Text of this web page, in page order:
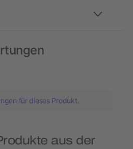
für dieses Produkt.
aus der